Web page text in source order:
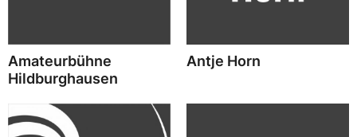
Amateurbühne
Hildburghausen
Antje Horn